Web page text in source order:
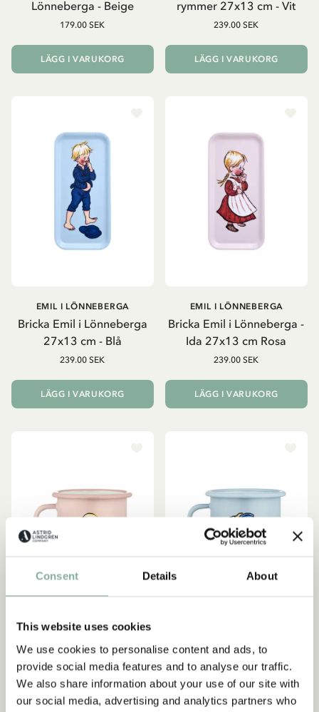
Consent Details About
This website uses cookies
We use cookies to personalise content and ads, to
provide social media features and to analyse our traffic.
We also share information about your use of our site with
our social media, advertising and analytics partners who
Lönneberga - Beige
179.00 SEK
LÄGG I VARUKORG
rymmer 27x13 cm - Vit
239.00 SEK
LÄGG I VARUKORG
Bricka Emil i Lönneberga
27x13 cm - Blå
EMIL I LÖNNEBERGA
239.00 SEK
LÄGG I VARUKORG
Bricka Emil i Lönneberga -
Ida 27x13 cm Rosa
EMIL I LÖNNEBERGA
239.00 SEK
LÄGG I VARUKORG
Emaljmugg Emil i
Lönneberga - Ida 2,5 dl
Rosa
Emaljmugg Emil i
Lönneberga 2,5 dl - Blå
159.00 SEK